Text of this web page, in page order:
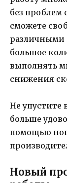
без проблем
сможете
различными
большое
выполнять
снижения
Не упустите
больше
помощью
Новый